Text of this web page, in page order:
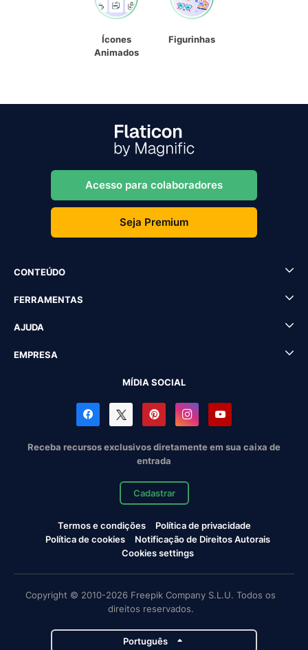
Ícones
Animados
Figurinhas
Acesso para colaboradores
Seja Premium
CONTEÚDO
FERRAMENTAS
AJUDA
EMPRESA
MÍDIA SOCIAL
Receba recursos exclusivos diretamente em sua caixa de
entrada
Cadastrar
Termos e condições
Política de privacidade
Política de cookies
Notificação de Direitos Autorais
Cookies settings
Copyright © 2010-2026 Freepik Company S.L.U. Todos os
direitos reservados.
Português